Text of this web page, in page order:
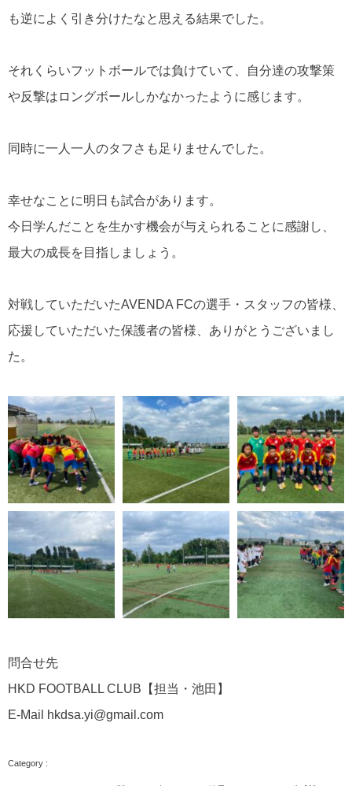
も逆によく引き分けたなと思える結果でした。
それくらいフットボールでは負けていて、自分達の攻撃策
や反撃はロングボールしかなかったように感じます。
同時に一人一人のタフさも足りませんでした。
幸せなことに明日も試合があります。
今日学んだことを生かす機会が与えられることに感謝し、
最大の成長を目指しましょう。
対戦していただいたAVENDA FCの選手・スタッフの皆様、
応援していただいた保護者の皆様、ありがとうございまし
た。
問合せ先
HKD FOOTBALL CLUB【担当・池田】
E-Mail hkdsa.yi@gmail.com